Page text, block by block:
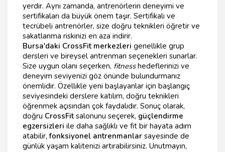
yerdir. Aynı zamanda, antrenörlerin deneyimi ve
sertifikaları da büyük önem taşır. Sertifikalı ve
tecrübeli antrenörler, size doğru teknikleri öğretir ve
sakatlanma riskinizi en aza indirir.
Bursa'daki CrossFit merkezleri genellikle grup
dersleri ve bireysel antrenman seçenekleri sunarlar.
Size uygun olanı seçerken, fitnesshedeflerinizi ve
deneyim seviyenizi göz önünde bulundurmanız
önemlidir. Özellikle yeni başlayanlar için başlangıç
seviyesindeki derslere katılım, doğru teknikleri
öğrenmek açısından çok faydalıdır. Sonuç olarak,
doğru CrossFit salonunu seçerek, güçlendirme
egzersizleri ile daha sağlıklı ve fit bir hayata adım
atabilir,fonksiyonel antrenmanlar sayesinde de
günlük yaşam kalitenizi artırabilirsiniz. Unutmayın,